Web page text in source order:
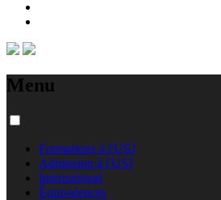
Menu
Formations à l'USJ
Admission à l'USJ
International
Équivalences